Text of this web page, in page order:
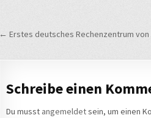
← Erstes deutsches Rechenzentrum
Schreibe einen
Du musst angemeldetsein, um einen